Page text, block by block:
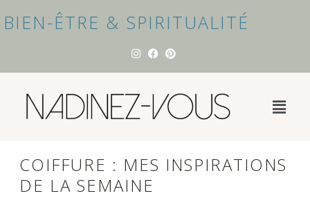
BIEN-ÊTRE & SPIRITUALITÉ
COIFFURE : MES INSPIRATIONS
DE LA SEMAINE